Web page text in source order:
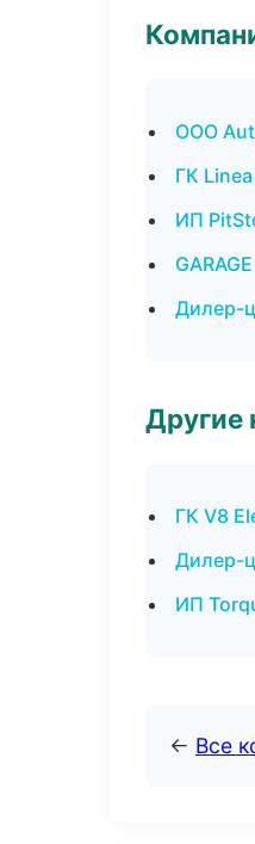
ООО
ГК
ИП
Дилер-
Другие
ГК V8
Дилер-
ИП
← Все